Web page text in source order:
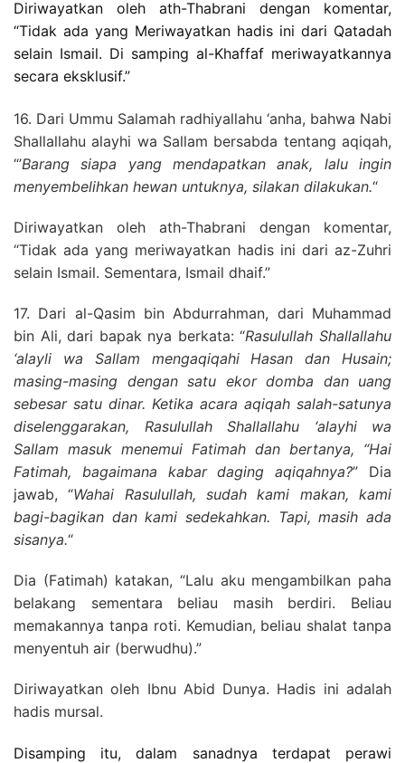
Diriwayatkan oleh ath-Thabrani dengan komentar,
“Tidak ada yang Meriwayatkan hadis ini dari Qatadah
selain Ismail. Di samping al-Khaffaf meriwayatkannya
secara eksklusif.”
16. Dari Ummu Salamah radhiyallahu ‘anha, bahwa Nabi
Shallallahu alayhi wa Sallam bersabda tentang aqiqah,
“’Barang siapa yang mendapatkan anak, lalu ingin
menyembelihkan hewan untuknya, silakan dilakukan.“
Diriwayatkan oleh ath-Thabrani dengan komentar,
“Tidak ada yang meriwayatkan hadis ini dari az-Zuhri
selain Ismail. Sementara, Ismail dhaif.”
17. Dari al-Qasim bin Abdurrahman, dari Muhammad
bin Ali, dari bapak nya berkata:“Rasulullah Shallallahu
‘alayli wa Sallam mengaqiqahi Hasan dan Husain;
masing-masing dengan satu ekor domba dan uang
sebesar satu dinar. Ketika acara aqiqah salah-satunya
diselenggarakan, Rasulullah Shallallahu ‘alayhi wa
Sallam masuk menemui Fatimah dan bertanya, “Hai
Fatimah, bagaimana kabar daging aqiqahnya?” Dia
jawab, “Wahai Rasulullah, sudah kami makan, kami
bagi-bagikan dan kami sedekahkan. Tapi, masih ada
sisanya.“
Dia (Fatimah) katakan, “Lalu aku mengambilkan paha
belakang sementara beliau masih berdiri. Beliau
memakannya tanpa roti. Kemudian, beliau shalat tanpa
menyentuh air (berwudhu).”
Diriwayatkan oleh Ibnu Abid Dunya. Hadis ini adalah
hadis mursal.
Disamping itu, dalam sanadnya terdapat perawi